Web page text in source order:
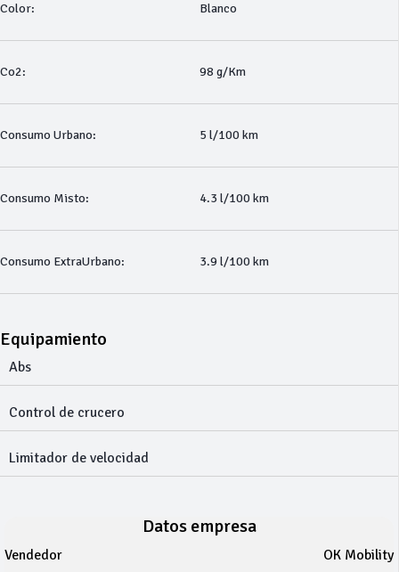
Color: Blanco
Co2: 98 g/Km
Consumo Urbano: 5 l/100 km
Consumo Misto: 4.3 l/100 km
Consumo ExtraUrbano: 3.9 l/100 km
Equipamiento
Abs
Control de crucero
Limitador de velocidad
Datos empresa
Vendedor OK Mobility